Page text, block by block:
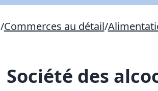
/Commerces au détail/
Société des
Lien vers